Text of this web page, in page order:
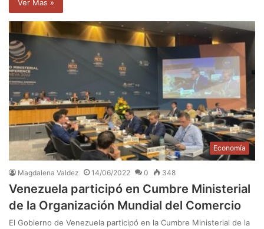
Ver Mas »
Economía
Magdalena Valdez 14/06/2022 0 348
Venezuela participó en Cumbre Ministerial
de la Organización Mundial del Comercio
El Gobierno de Venezuela participó en la Cumbre Ministerial de la